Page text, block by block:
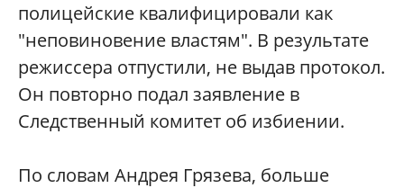
полицейские квалифицировали как
"неповиновение властям". В результате
режиссера отпустили, не выдав протокол.
Он повторно подал заявление в
Следственный комитет об избиении.
По словам Андрея Грязева, больше